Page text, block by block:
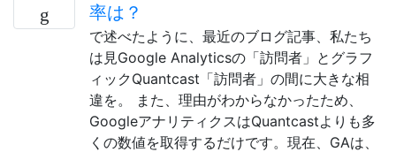
率は？
で述べたように、最近のブログ記事、私たち
は見Google Analyticsの「訪問者」とグラフ
ィックQuantcast「訪問者」の間に大きな相
違を。 また、理由がわからなかったため、
GoogleアナリティクスはQuantcastよりも多
くの数値を取得するだけです。現在、GAは、